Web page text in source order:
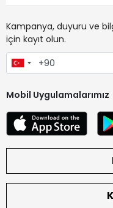
Kampanya, duyuru ve
için kayıt olun.
Mobil Uygulamalarımız